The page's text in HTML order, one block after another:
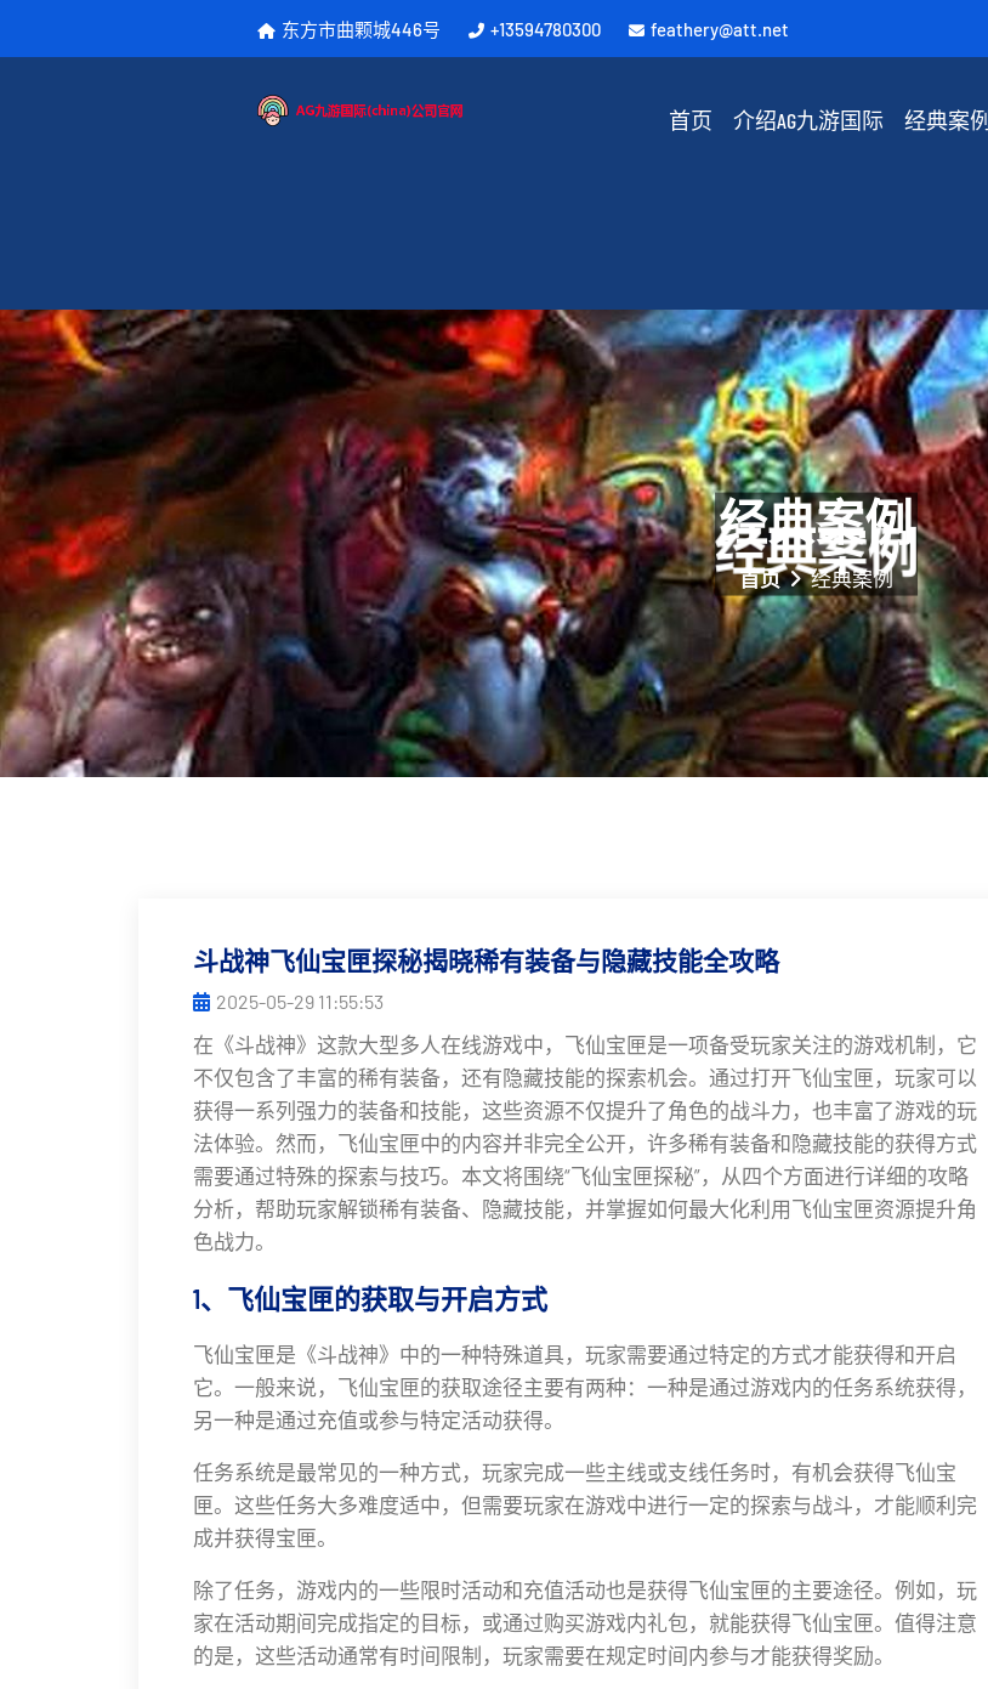
东方市曲颗城446号 +13594780300 feathery@att.net
首页 介绍AG九游国际 经典案例
经典案例
首页 经典案例
斗战神飞仙宝匣探秘揭晓稀有装备与隐藏技能全攻略
2025-05-29 11:55:53
在《斗战神》这款大型多人在线游戏中，飞仙宝匣是一项备受玩家关注的游戏机制，它
不仅包含了丰富的稀有装备，还有隐藏技能的探索机会。通过打开飞仙宝匣，玩家可以
获得一系列强力的装备和技能，这些资源不仅提升了角色的战斗力，也丰富了游戏的玩
法体验。然而，飞仙宝匣中的内容并非完全公开，许多稀有装备和隐藏技能的获得方式
需要通过特殊的探索与技巧。本文将围绕“飞仙宝匣探秘”，从四个方面进行详细的攻略
分析，帮助玩家解锁稀有装备、隐藏技能，并掌握如何最大化利用飞仙宝匣资源提升角
色战力。
1、飞仙宝匣的获取与开启方式
飞仙宝匣是《斗战神》中的一种特殊道具，玩家需要通过特定的方式才能获得和开启
它。一般来说，飞仙宝匣的获取途径主要有两种：一种是通过游戏内的任务系统获得，
另一种是通过充值或参与特定活动获得。
任务系统是最常见的一种方式，玩家完成一些主线或支线任务时，有机会获得飞仙宝
匣。这些任务大多难度适中，但需要玩家在游戏中进行一定的探索与战斗，才能顺利完
成并获得宝匣。
除了任务，游戏内的一些限时活动和充值活动也是获得飞仙宝匣的主要途径。例如，玩
家在活动期间完成指定的目标，或通过购买游戏内礼包，就能获得飞仙宝匣。值得注意
的是，这些活动通常有时间限制，玩家需要在规定时间内参与才能获得奖励。